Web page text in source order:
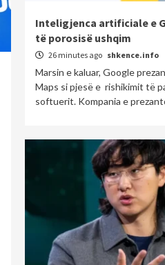
Inteligjenca artificiale e
të porosisë ushqim
26 minutes ago shkence.info
Marsin e kaluar, Google
Maps si pjesë e rishikimit të
softuerit. Kompania e